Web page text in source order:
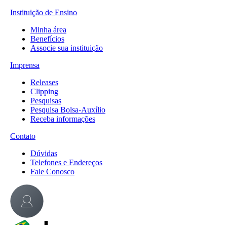
Instituição de Ensino
Minha área
Benefícios
Associe sua instituição
Imprensa
Releases
Clipping
Pesquisas
Pesquisa Bolsa-Auxílio
Receba informações
Contato
Dúvidas
Telefones e Endereços
Fale Conosco